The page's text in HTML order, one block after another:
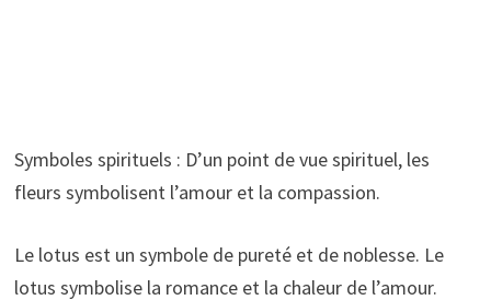
Symboles spirituels : D’un point de vue spirituel, les
fleurs symbolisent l’amour et la compassion.
Le lotus est un symbole de pureté et de noblesse. Le
lotus symbolise la romance et la chaleur de l’amour.